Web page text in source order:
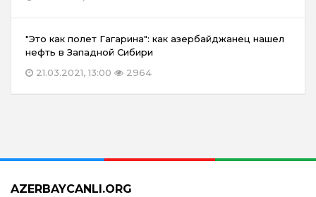
"Это как полет Гагарина": как азербайджанец нашел
нефть в Западной Сибири
21.03.2021, 13:00
2964
AZERBAYCANLI.ORG